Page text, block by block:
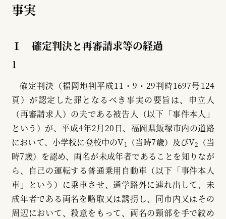
事実
Ⅰ 確定判決と再審請求等の経過
1
確定判決（福岡地判平成11・9・29判時1697号124
頁）が認定した罪となるべき事実の要旨は、申立人
（再審請求人）の夫である被告人（以下「事件本人」
という）が、平成4年2月20日、福岡県飯塚市内の道路
において、小学校に登校中のV1 （当時7歳）及びV2
（当
時7歳）を認め、両名が未成年者であることを知りなが
ら、自己の運転する普通乗用自動車（以下「事件本人
車」という）に乗車させ、通学路外に連れ出して、未
成年者である両名を略取又は誘拐し、同市内又はその
周辺において、殺意をもって、両名の頸部を手で絞め